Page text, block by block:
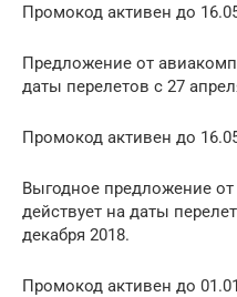
Промокод активен до
Предложение от
даты перелетов с 27
Промокод активен до
Выгодное предложение
действует на даты
декабря 2018.
Промокод активен до